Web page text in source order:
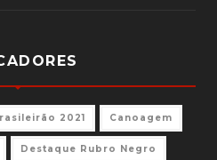
2021 Canoagem
Destaque Rubro Negro